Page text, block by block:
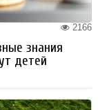
2166
знания
детей